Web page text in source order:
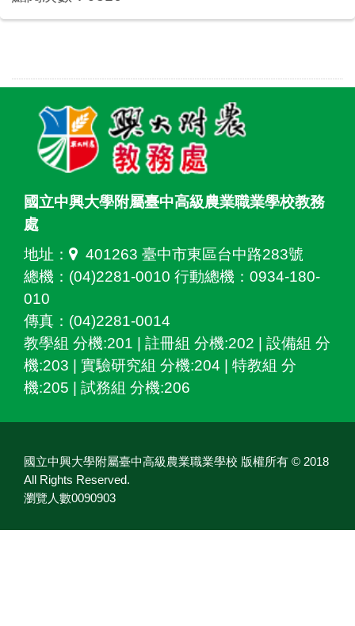
國立中興大學附屬臺中高級農業職業學校教務
處
地址：
401263 臺中市東區台中路283號
總機：(04)2281-0010 行動總機：0934-180-
010
傳真：(04)2281-0014
教學組 分機:201 | 註冊組 分機:202 | 設備組 分
機:203 | 實驗研究組 分機:204 | 特教組 分
機:205 | 試務組 分機:206
國立中興大學附屬臺中高級農業職業學校 版權所有 © 2018
All Rights Reserved.
瀏覽人數0090903